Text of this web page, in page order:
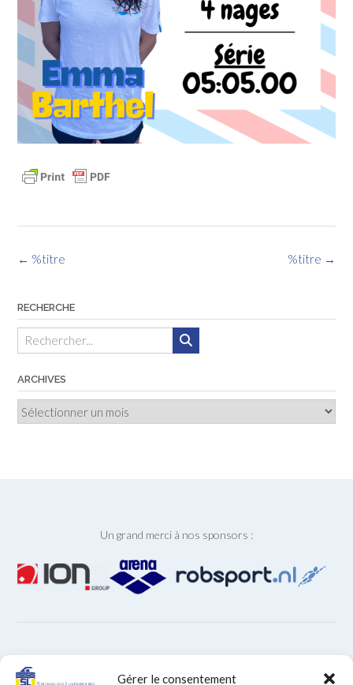
Gérer le consentement
Navigation
%titre →
← %titre
RECHERCHE
ARCHIVES
Archives
Un grand merci à nos sponsors :
ARCHIVES